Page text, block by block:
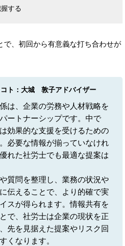
する
で、初回から有意義な打ち合わせが
ト：大城 敦子アドバイザー
は、企業の労務や人材戦略を
ートナーシップです。中で
効果的な支援を受けるための
必要な情報が揃っていなけれ
れた社労士でも最適な提案は
質問を整理し、業務の状況や
伝えることで、より的確で実
スが得られます。情報共有を
で、社労士は企業の現状を正
先を見据えた提案やリスク回
くなります。